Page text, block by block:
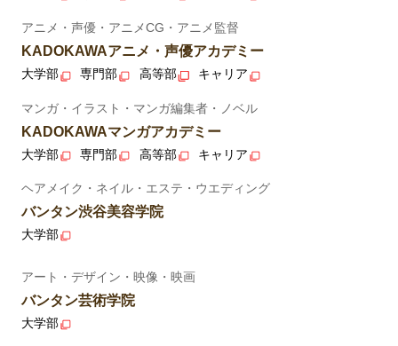
アニメ・声優・アニメCG・アニメ監督
KADOKAWAアニメ・声優アカデミー
大学部 専門部 高等部 キャリア
マンガ・イラスト・マンガ編集者・ノベル
KADOKAWAマンガアカデミー
大学部 専門部 高等部 キャリア
ヘアメイク・ネイル・エステ・ウエディング
バンタン渋谷美容学院
大学部
アート・デザイン・映像・映画
バンタン芸術学院
大学部